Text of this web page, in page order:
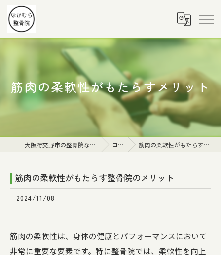
筋肉の柔軟性がもたらすメリット
大阪府交野市の整骨院ならなかむら整骨院 コラム 筋肉の柔軟性がもたらす整骨院のメリット
筋肉の柔軟性がもたらす整骨院のメリット
2024/11/08
筋肉の柔軟性は、身体の健康とパフォーマンスにおいて
非常に重要な要素です。特に整骨院では、柔軟性を向上